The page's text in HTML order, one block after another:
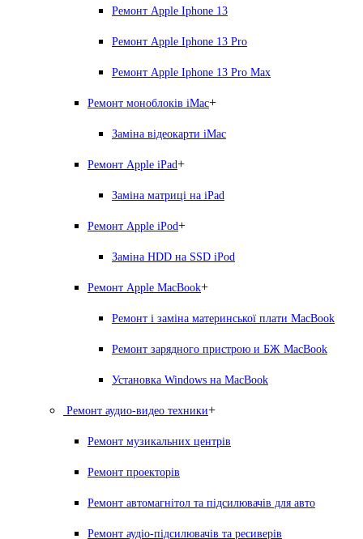
Ремонт Apple Iphone 13
Ремонт Apple Iphone 13 Pro
Ремонт Apple Iphone 13 Pro Max
Ремонт моноблоків iMac+
Заміна відеокарти iMac
Ремонт Apple iPad+
Заміна матриці на iPad
Ремонт Apple iPod+
Заміна HDD на SSD iPod
Ремонт Apple MacBook+
Ремонт і заміна материнської плати MacBook
Ремонт зарядного пристрою и БЖ MacBook
Установка Windows на MacBook
Ремонт аудио-видео техники+
Ремонт музикальних центрів
Ремонт проекторів
Ремонт автомагнітол та підсилювачів для авто
Ремонт аудіо-підсилювачів та ресиверів